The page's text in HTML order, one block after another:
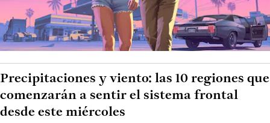
Precipitaciones y viento: las 10 regiones que
comenzarán a sentir el sistema frontal
desde este miércoles